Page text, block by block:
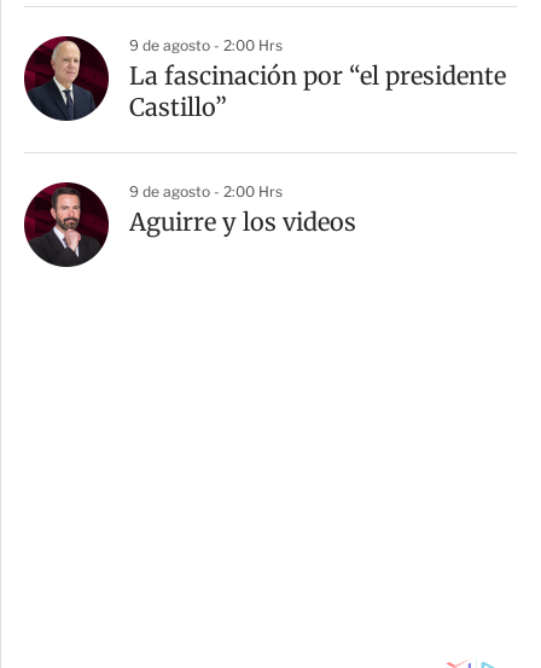
9 de agosto - 2:00 Hrs
La fascinación por “el presidente
Castillo”
9 de agosto - 2:00 Hrs
Aguirre y los videos